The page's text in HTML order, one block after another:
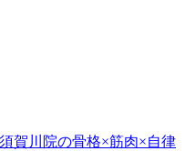
賀川院の骨格×筋肉×自律